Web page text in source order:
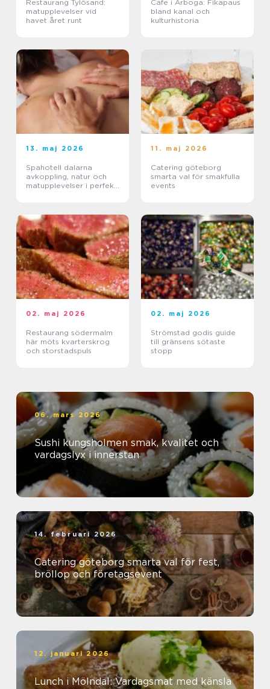
Restaurang Tylösand:
matupplevelser vid
havet året runt
Cafe i Arboga: Fikapaus
bland kanal och
kulturhistoria
13. maj 2026
Spahotell dalarna
avkoppling, natur och
matupplevelser i perfekt
11. maj 2026
Catering göteborg
smarta val för smakfulla
events
02. maj 2026
Restaurang södermalm
här möts kvarterskrog
och storstadspuls
02. maj 2026
Strömstad godis guide
till gränsens sötaste
stopp
06. mars 2026
Sushi kungsholmen smak, kvalitet och
vardagslyx i innerstan
14. februari 2026
Catering göteborg smarta val för fest,
bröllop och företagsevent
12. januari 2026
Lunch i Mölndal: Vardagsmat med känsla